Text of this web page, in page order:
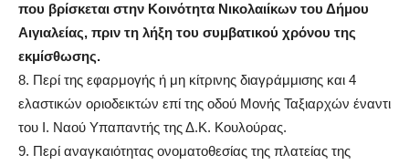
που βρίσκεται στην Κοινότητα Νικολαιίκων του Δήμου
Αιγιαλείας, πριν τη λήξη του συμβατικού χρόνου της
εκμίσθωσης.
8. Περί της εφαρμογής ή μη κίτρινης διαγράμμισης και 4
ελαστικών οριοδεικτών επί της οδού Μονής Ταξιαρχών έναντι
του Ι. Ναού Υπαπαντής της Δ.Κ. Κουλούρας.
9. Περί αναγκαιότητας ονοματοθεσίας της πλατείας της